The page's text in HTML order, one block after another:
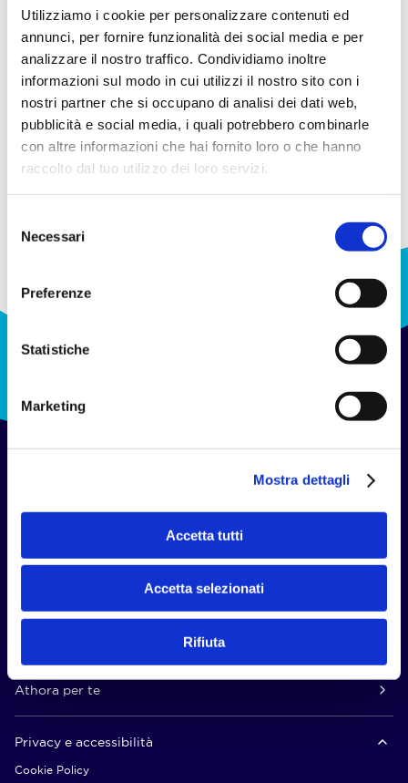
Utilizziamo i cookie per personalizzare contenuti ed
annunci, per fornire funzionalità dei social media e per
analizzare il nostro traffico. Condividiamo inoltre
informazioni sul modo in cui utilizzi il nostro sito con i
nostri partner che si occupano di analisi dei dati web,
pubblicità e social media, i quali potrebbero combinarle
con altre informazioni che hai fornito loro o che hanno
raccolto dal tuo utilizzo dei loro servizi.
delNecessari
Preferenze
Statistiche
Marketing
Mostra dettagli
Accetta tutti
Accetta selezionati
Rifiuta
Protetto” per combinare sicurezza e performance.
Scopri come ottenere rendimenti fino al 4,55%*.
Scopri di più
*Tasso di rendimento lordo per il periodo 01/11/24-31/10/25.
Attenzione, i rendimenti passati non sono indicativi di quelli futuri.
Athora per te
Privacy e accessibilità
Cookie Policy